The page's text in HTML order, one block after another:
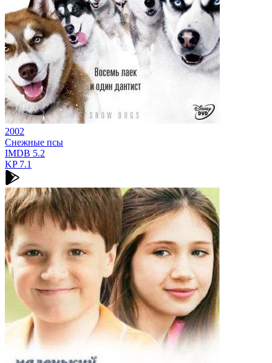
2002
Снежные псы
IMDB 5.2
KP7.1